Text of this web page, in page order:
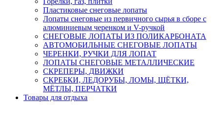
Пластиковые снеговые лопаты
Лопаты снеговые из первичного сырья в сборе с
алюминиевым черенком и V-ручкой
СНЕГОВЫЕ ЛОПАТЫ ИЗ ПОЛИКАРБОНАТА
АВТОМОБИЛЬНЫЕ СНЕГОВЫЕ ЛОПАТЫ
ЧЕРЕНКИ, РУЧКИ ДЛЯ ЛОПАТ
ЛОПАТЫ СНЕГОВЫЕ МЕТАЛЛИЧЕСКИЕ
СКРЕПЕРЫ, ДВИЖКИ
СКРЕБКИ, ЛЕДОРУБЫ, ЛОМЫ, ЩЁТКИ,
МЁТЛЫ, ПЕРЧАТКИ
Товары для отдыха